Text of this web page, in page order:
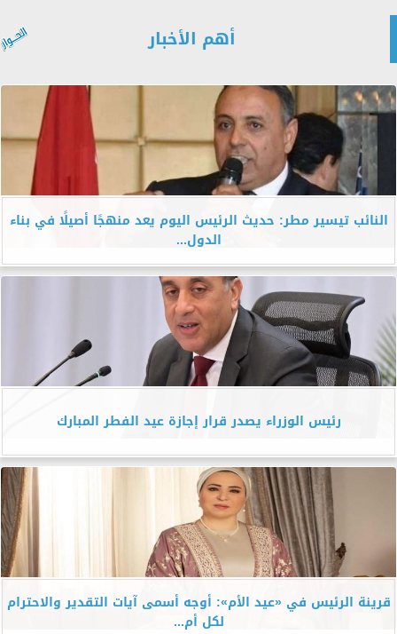
أهم الأخبار
النائب تيسير مطر: حديث الرئيس اليوم يعد منهجًا أصيلًا في بناء
الدول...
رئيس الوزراء يصدر قرار إجازة عيد الفطر المبارك
قرينة الرئيس في «عيد الأم»: أوجه أسمى آيات التقدير والاحترام
لكل أم...